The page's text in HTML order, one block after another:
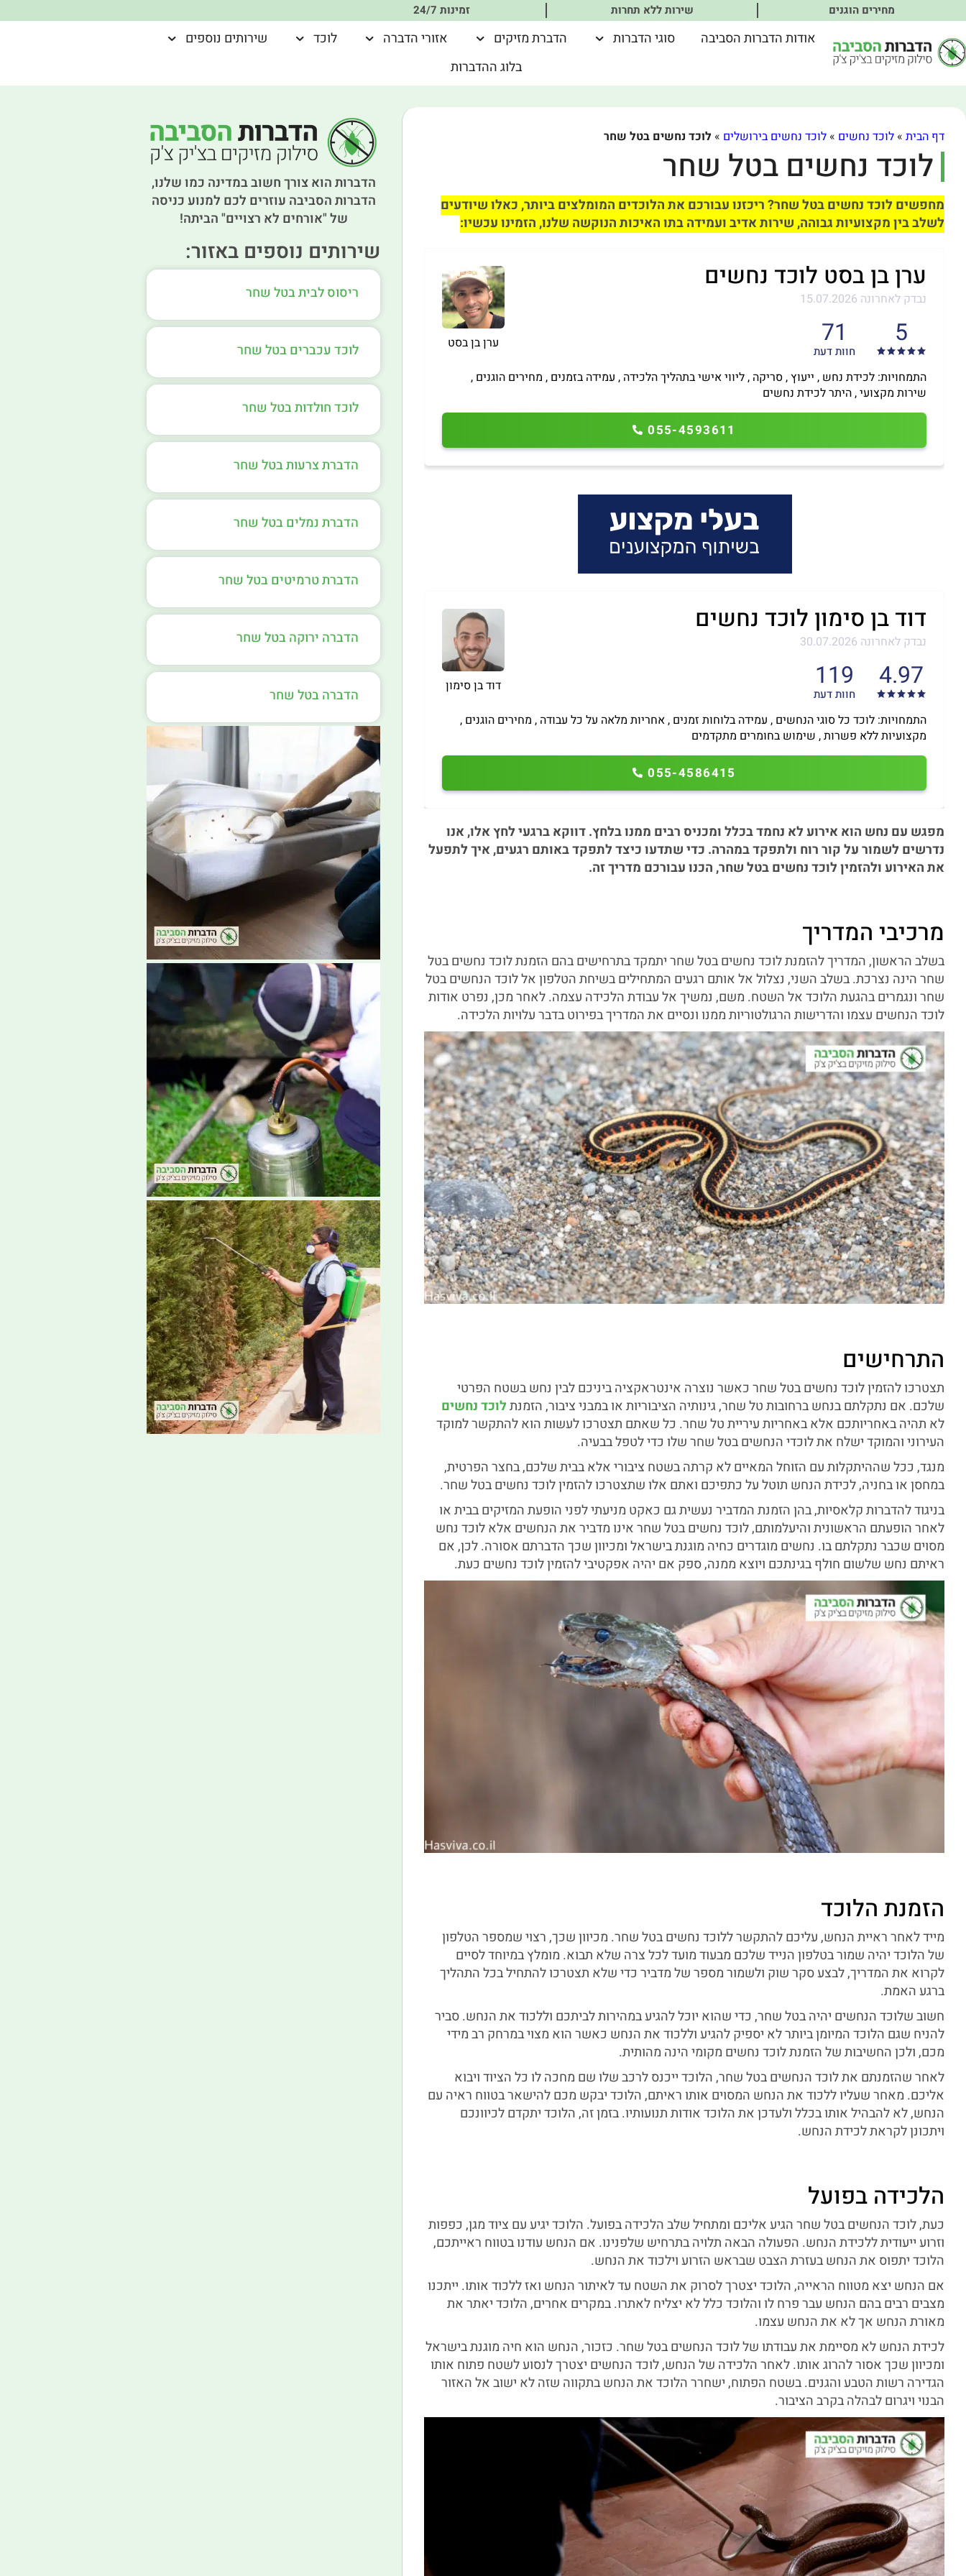
מחירים הוגנים שירות ללא תחרות זמינות 24/7
אודות הדברות הסביבה סוגי הדברות הדברת מזיקים אזורי הדברה לוכד
שירותים נוספים
בלוג ההדברות
דף הבית »לוכד נחשים »לוכד נחשים בירושלים »לוכד נחשים בטל שחר
לוכד נחשים בטל שחר
מחפשים לוכד נחשים בטל שחר? ריכזנו עבורכם את הלוכדים המומלצים ביותר, כאלו שיודעים
לשלב בין מקצועיות גבוהה, שירות אדיב ועמידה בתו האיכות הנוקשה שלנו, הזמינו עכשיו:
ערן בן בסט
ערן בן בסט לוכד נחשים
נבדק לאחרונה 15.07.2026
5
71
חוות דעת
055-4593611
התמחויות: לכידת נחש , ייעוץ , סריקה , ליווי אישי בתהליך הלכידה , עמידה בזמנים , מחירים הוגנים ,
שירות מקצועי , היתר לכידת נחשים
דוד בן סימון
דוד בן סימון לוכד נחשים
נבדק לאחרונה 30.07.2026
4.97
119
חוות דעת
055-4586415
התמחויות: לוכד כל סוגי הנחשים , עמידה בלוחות זמנים , אחריות מלאה על כל עבודה , מחירים הוגנים ,
מקצועיות ללא פשרות , שימוש בחומרים מתקדמים
מפגש עם נחש הוא אירוע לא נחמד בכלל ומכניס רבים ממנו בלחץ. דווקא ברגעי לחץ אלו, אנו
נדרשים לשמור על קור רוח ולתפקד במהרה. כדי שתדעו כיצד לתפקד באותם רגעים, איך לתפעל
את האירוע ולהזמין לוכד נחשים בטל שחר, הכנו עבורכם מדריך זה.
מרכיבי המדריך
בשלב הראשון, המדריך להזמנת לוכד נחשים בטל שחר יתמקד בתרחישים בהם הזמנת לוכד נחשים בטל
שחר הינה נצרכת. בשלב השני, נצלול אל אותם רגעים המתחילים בשיחת הטלפון אל לוכד הנחשים בטל
שחר ונגמרים בהגעת הלוכד אל השטח. משם, נמשיך אל עבודת הלכידה עצמה. לאחר מכן, נפרט אודות
לוכד הנחשים עצמו והדרישות הרגולטוריות ממנו ונסיים את המדריך בפירוט בדבר עלויות הלכידה.
התרחישים
תצטרכו להזמין לוכד נחשים בטל שחר כאשר נוצרה אינטראקציה ביניכם לבין נחש בשטח הפרטי
שלכם. אם נתקלתם בנחש ברחובות טל שחר, גינותיה הציבוריות או במבני ציבור, הזמנתלוכד נחשים
לא תהיה באחריותכם אלא באחריות עיריית טל שחר. כל שאתם תצטרכו לעשות הוא להתקשר למוקד
העירוני והמוקד ישלח את לוכדי הנחשים בטל שחר שלו כדי לטפל בבעיה.
מנגד, ככל שההיתקלות עם הזוחל המאיים לא קרתה בשטח ציבורי אלא בבית שלכם, בחצר הפרטית,
במחסן או בחניה, לכידת הנחש תוטל על כתפיכם ואתם אלו שתצטרכו להזמין לוכד נחשים בטל שחר.
בניגוד להדברות קלאסיות, בהן הזמנת המדביר נעשית גם כאקט מניעתי לפני הופעת המזיקים בבית או
לאחר הופעתם הראשונית והיעלמותם, לוכד נחשים בטל שחר אינו מדביר את הנחשים אלא לוכד נחש
מסוים שכבר נתקלתם בו. נחשים מוגדרים כחיה מוגנת בישראל ומכיוון שכך הדברתם אסורה. לכן, אם
ראיתם נחש שלשום חולף בגינתכם ויוצא ממנה, ספק אם יהיה אפקטיבי להזמין לוכד נחשים כעת.
הזמנת הלוכד
מייד לאחר ראיית הנחש, עליכם להתקשר ללוכד נחשים בטל שחר. מכיוון שכך, רצוי שמספר הטלפון
של הלוכד יהיה שמור בטלפון הנייד שלכם מבעוד מועד לכל צרה שלא תבוא. מומלץ במיוחד לסיים
לקרוא את המדריך, לבצע סקר שוק ולשמור מספר של מדביר כדי שלא תצטרכו להתחיל בכל התהליך
ברגע האמת.
חשוב שלוכד הנחשים יהיה בטל שחר, כדי שהוא יוכל להגיע במהירות לביתכם וללכוד את הנחש. סביר
להניח שגם הלוכד המיומן ביותר לא יספיק להגיע וללכוד את הנחש כאשר הוא מצוי במרחק רב מידי
מכם, ולכן החשיבות של הזמנת לוכד נחשים מקומי הינה מהותית.
לאחר שהזמנתם את לוכד הנחשים בטל שחר, הלוכד ייכנס לרכב שלו שם מחכה לו כל הציוד ויבוא
אליכם. מאחר שעליו ללכוד את הנחש המסוים אותו ראיתם, הלוכד יבקש מכם להישאר בטווח ראיה עם
הנחש, לא להבהיל אותו בכלל ולעדכן את הלוכד אודות תנועותיו. בזמן זה, הלוכד יתקדם לכיוונכם
ויתכונן לקראת לכידת הנחש.
הלכידה בפועל
כעת, לוכד הנחשים בטל שחר הגיע אליכם ומתחיל שלב הלכידה בפועל. הלוכד יגיע עם ציוד מגן, כפפות
וזרוע ייעודית ללכידת הנחש. הפעולה הבאה תלויה בתרחיש שלפנינו. אם הנחש עודנו בטווח ראייתכם,
הלוכד יתפוס את הנחש בעזרת הצבט שבראש הזרוע וילכוד את הנחש.
אם הנחש יצא מטווח הראייה, הלוכד יצטרך לסרוק את השטח עד לאיתור הנחש ואז ללכוד אותו. ייתכנו
מצבים רבים בהם הנחש עבר פרח לו והלוכד כלל לא יצליח לאתרו. במקרים אחרים, הלוכד יאתר את
מאורת הנחש אך לא את הנחש עצמו.
לכידת הנחש לא מסיימת את עבודתו של לוכד הנחשים בטל שחר. כזכור, הנחש הוא חיה מוגנת בישראל
ומכיוון שכך אסור להרוג אותו. לאחר הלכידה של הנחש, לוכד הנחשים יצטרך לנסוע לשטח פתוח אותו
הגדירה רשות הטבע והגנים. בשטח הפתוח, ישחרר הלוכד את הנחש בתקווה שזה לא ישוב אל האזור
הבנוי ויגרום לבהלה בקרב הציבור.
הדברות הוא צורך חשוב במדינה כמו שלנו,
הדברות הסביבה עוזרים לכם למנוע כניסה
של "אורחים לא רצויים" הביתה!
שירותים נוספים באזור:
ריסוס לבית בטל שחר
לוכד עכברים בטל שחר
לוכד חולדות בטל שחר
הדברת צרעות בטל שחר
הדברת נמלים בטל שחר
הדברת טרמיטים בטל שחר
הדברה ירוקה בטל שחר
הדברה בטל שחר